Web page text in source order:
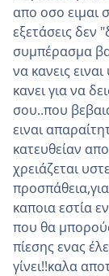
απο οσο ειμαι
εξετάσεις δεν
συμπέρασμα
να κανεις
κανει για να
σου..που
ειναι
κατευθείαν
χρειάζεται
καποια εστία
που θα
πίεσης ενας
γίνει!!καλα